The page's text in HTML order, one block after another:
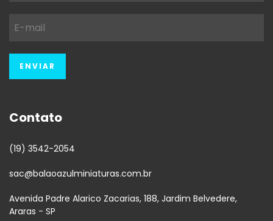
Contato
(19) 3542-2054
sac@balaoazulminiaturas.com.br
Avenida Padre Alarico Zacarias, 188, Jardim Belvedere,
Araras - SP